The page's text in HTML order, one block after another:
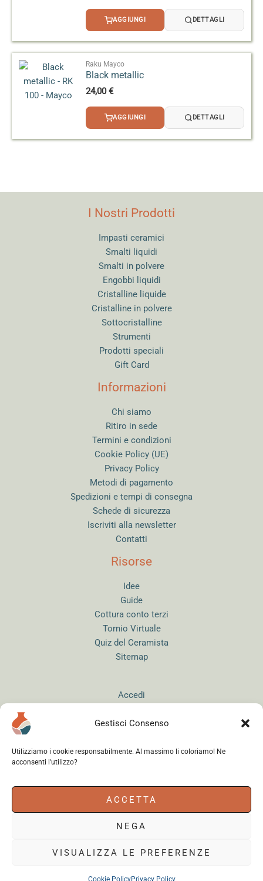
Gestisci Consenso
Utilizziamo i cookie responsabilmente. Al massimo li coloriamo! Ne
acconsenti l'utilizzo?
ACCETTA
NEGA
VISUALIZZA LE PREFERENZE
Cookie PolicyPrivacy Policy
AGGIUNGI DETTAGLI
Raku Mayco
Black metallic
24,00€
AGGIUNGI DETTAGLI
I Nostri Prodotti
Impasti ceramici
Smalti liquidi
Smalti in polvere
Engobbi liquidi
Cristalline liquide
Cristalline in polvere
Sottocristalline
Strumenti
Prodotti speciali
Gift Card
Informazioni
Chi siamo
Ritiro in sede
Termini e condizioni
Cookie Policy (UE)
Privacy Policy
Metodi di pagamento
Spedizioni e tempi di consegna
Schede di sicurezza
Iscriviti alla newsletter
Contatti
Risorse
Idee
Guide
Cottura conto terzi
Tornio Virtuale
Quiz del Ceramista
Sitemap
Accedi
18179961000 - Copyright © 2026